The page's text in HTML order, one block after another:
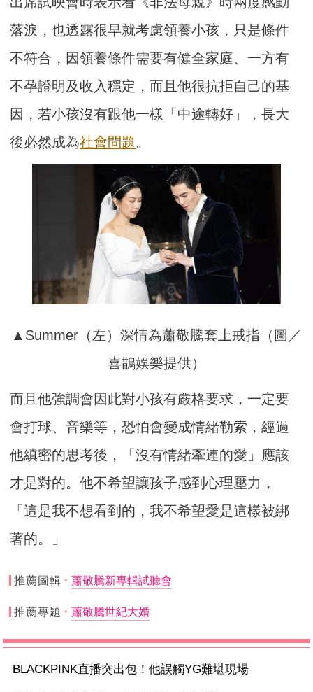
落淚，也透露很早就考慮領養小孩，只是條件
不符合，因領養條件需要有健全家庭、一方有
不孕證明及收入穩定，而且他很抗拒自己的基
因，若小孩沒有跟他一樣「中途轉好」，長大
後必然成為社會問題。
▲Summer（左）深情為蕭敬騰套上戒指（圖／
喜鵲娛樂提供）
而且他強調會因此對小孩有嚴格要求，一定要
會打球、音樂等，恐怕會變成情緒勒索，經過
他縝密的思考後，「沒有情緒牽連的愛」應該
才是對的。他不希望讓孩子感到心理壓力，
「這是我不想看到的，我不希望愛是這樣被綁
著的。」
推薦圖輯 蕭敬騰新專輯試聽會
推薦專題 蕭敬騰世紀大婚
BLACKPINK直播突出包！他誤觸YG難堪現場